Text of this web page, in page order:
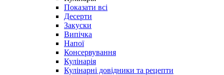
Показати всі
Десерти
Закуски
Випічка
Напої
Консервування
Кулінарія
Кулінарні довідники та рецепти